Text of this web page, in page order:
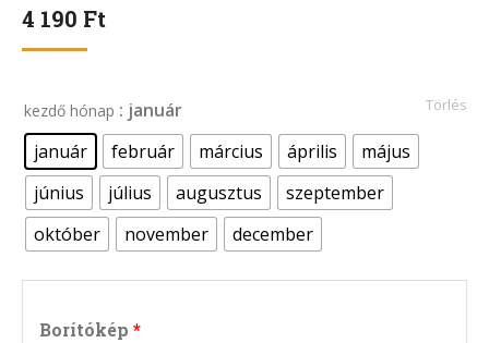
4 190 Ft
kezdő hónap : január
január
február március április
május
június
július augusztus
szeptember
október
november december
Törlés
Borítókép